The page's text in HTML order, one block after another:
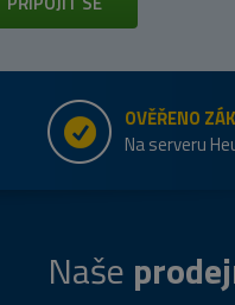
OVĚŘENO
Na serveru
Naše